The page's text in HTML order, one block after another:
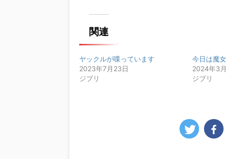
関連
ヤックルが喋っています
2023年7月23日
ジブリ
今日は魔
2024年3
ジブリ